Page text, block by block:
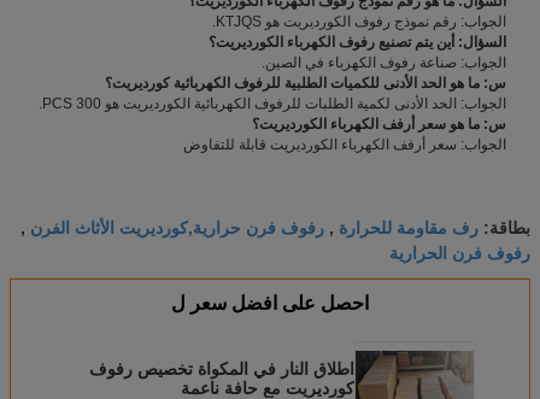
الجواب: رقم نموذج رفوف الكورديريت هو KTJQS.
السؤال: أين يتم تصنيع رفوف الكهرباء الكورديريت؟
الجواب: صناعة رفوف الكهرباء في الصين.
س: ما هو الحد الأدنى للكميات الطلبية للرفوف الكهربائية كورديريت؟
الجواب: الحد الأدنى لكمية الطلبات للرفوف الكهربائية الكورديريت هو 300 PCS.
س: ما هو سعر أرفف الكهرباء الكورديريت؟
الجواب: سعر أرفف الكهرباء الكورديريت قابلة للتفاوض
بطاقة: رف مقاومة للحرارة , رفوف فرن حرارية,كورديريت الأثاث الفرن ,
رفوف فرن الحرارية
احصل على افضل سعر ل
اطلاق النار في المكواة تخصيص رفوف
كورديريت مع حافة ناعمة